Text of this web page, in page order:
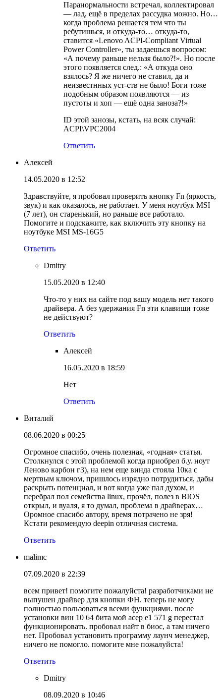
Паранормальности встречал, коллектировал
— лад, ещё в пределах рассудка можно. Но…
когда проблема решается тем что ты
ребутишься, и откуда-то… откуда-то,
ставится «Lenovo ACPI-Compliant Virtual
Power Controller», ты задаешься вопросом:
«А почему раньше нельзя было?!». Но после
этого появляется след.: «А откуда оно
взялось? Я же ничего не ставил, да и
неизвестнных уст-ств не было! Боги тоже
подобным образом появляются — из
пустоты и хоп — ещё одна заноза?!»
ID этой занозы, кстать, на всяк случай:
ACPI\VPC2004
Ответить
Алексей
14.05.2020 в 12:52
Здравствуйте, я пробовал проверить кнопку Fn (яркость,
звук) и как оказалось, не работает. У меня ноутбук MSI
(7 лет), он старенький, но раньше все работало.
Помогите и подскажите, как включить эту кнопку на
ноутбуке MSI MS-16G5
Ответить
Dmitry
15.05.2020 в 12:40
Что-то у них на сайте под вашу модель нет такого
драйвера. А без удержания Fn эти клавиши тоже
не действуют?
Ответить
Алексей
16.05.2020 в 18:59
Нет
Ответить
Виталий
08.06.2020 в 00:25
Огромное спасибо, очень полезная, «годная» статья.
Столкнулся с этой проблемой когда приобрел б.у. ноут
Леново карбон г3), на нем еще винда стояла 10ка с
мертвым ключом, пришлось изрядно потрудиться, дабы
раскрыть потенциал, и вот когда уже пал духом, и
перебрал пол семейства linux, прочёл, полез в BIOS
открыл, и вуаля, я то думал, проблема в драйверах…
Оромное спасибо автору, время потрачено не зря!
Кстати рекомендую deepin отличная система.
Ответить
malimc
07.09.2020 в 22:39
всем привет! помогите пожалуйста! разработчиками не
выпушен драйвер для кнопки ФН. теперь не могу
полностью пользоваться всеми функциями. после
установки вин 10 64 бита мой асер e1 571 g перестал
функционировать. пробовал найт в биос, а там ничего
нет. Пробовал установить программу лаунч менеджер,
ничего не помогло. помогите мне пожалуйста!
Ответить
Dmitry
08.09.2020 в 10:46